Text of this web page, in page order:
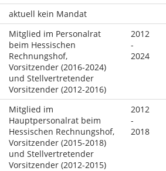
aktuell kein Mandat
Mitglied im Personalrat
beim Hessischen
Rechnungshof,
Vorsitzender (2016-2024)
und Stellvertretender
Vorsitzender (2012-2016)
2012
-
2024
Mitglied im
Hauptpersonalrat beim
Hessischen Rechnungshof,
Vorsitzender (2015-2018)
und Stellvertretender
Vorsitzender (2012-2015)
2012
-
2018